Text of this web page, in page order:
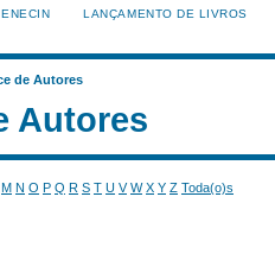
LANÇAMENTO DE LIVROS
de Autores
Autores
M N O P Q R S T U V W X Y Z Toda(o)s